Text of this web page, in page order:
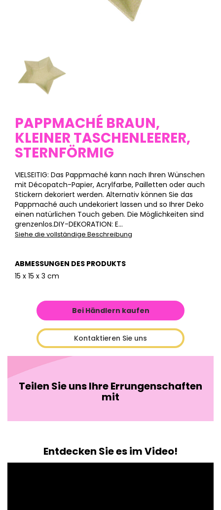
PAPPMACHÉ BRAUN,
KLEINER TASCHENLEERER,
STERNFÖRMIG
VIELSEITIG: Das Pappmaché kann nach Ihren Wünschen
mit Décopatch-Papier, Acrylfarbe, Pailletten oder auch
Stickern dekoriert werden. Alternativ können Sie das
Pappmaché auch undekoriert lassen und so Ihrer Deko
einen natürlichen Touch geben. Die Möglichkeiten sind
grenzenlos.DIY-DEKORATION: E...
Siehe die vollständige Beschreibung
ABMESSUNGEN DES PRODUKTS
15 x 15 x 3 cm
Bei Händlern kaufen
Kontaktieren Sie uns
Teilen Sie uns Ihre Errungenschaften
mit
Entdecken Sie es im Video!